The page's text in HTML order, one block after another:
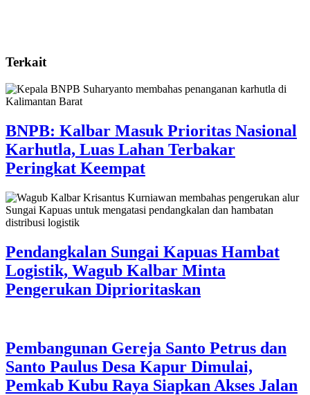
Terkait
BNPB: Kalbar Masuk Prioritas Nasional
Karhutla, Luas Lahan Terbakar
Peringkat Keempat
Pendangkalan Sungai Kapuas Hambat
Logistik, Wagub Kalbar Minta
Pengerukan Diprioritaskan
Pembangunan Gereja Santo Petrus dan
Santo Paulus Desa Kapur Dimulai,
Pemkab Kubu Raya Siapkan Akses Jalan